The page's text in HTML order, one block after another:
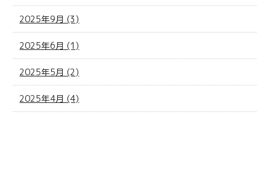
2025年9月 (3)
2025年6月 (1)
2025年5月 (2)
2025年4月 (4)